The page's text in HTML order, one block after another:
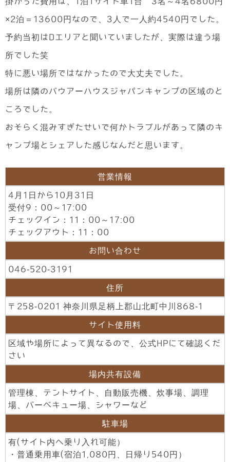
×2泊＝13600円なので、3人で一人約4540円でした。
予約当初はDエリアと聞いていましたが、実際は違う場
所でした笑
特に悪い場所ではなかったので大丈夫でした。
場所は隣のバウアーハウスジャパンキャンプの区域のと
ころでした。
おそらく混みすぎたせいで何かトラブルがあって隣のキ
ャンプ場とシェアした感じなんだと思います。
営業情報
4月1日から10月31日
受付9：00～17:00
チェックイン：11：00～17:00
チェックアウト：11：00
お問い合わせ
046-520-3191
住所
〒258-0201 神奈川県足柄上郡山北町中川868-1
サイト使用料
区域や場所によって異なるので、 公式HPにて確認くだ
さい
場内共有設備
管理棟、テントサイト、自動販売機、炊事場、調理
場、バーベキュー場、シャワーなど
駐車場
有(サイト内へ乗り入れ可能）
・普通乗用車(宿泊1,080円、日帰り540円）